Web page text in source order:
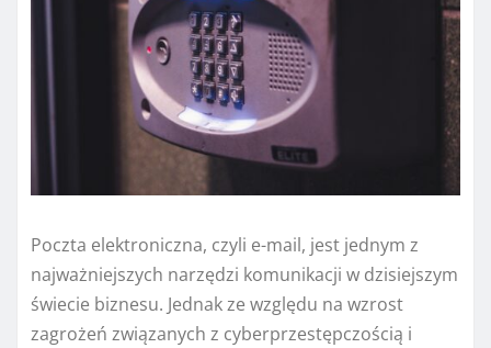
Poczta elektroniczna, czyli e-mail, jest jednym z
najważniejszych narzędzi komunikacji w dzisiejszym
świecie biznesu. Jednak ze względu na wzrost
zagrożeń związanych z cyberprzestępczością i